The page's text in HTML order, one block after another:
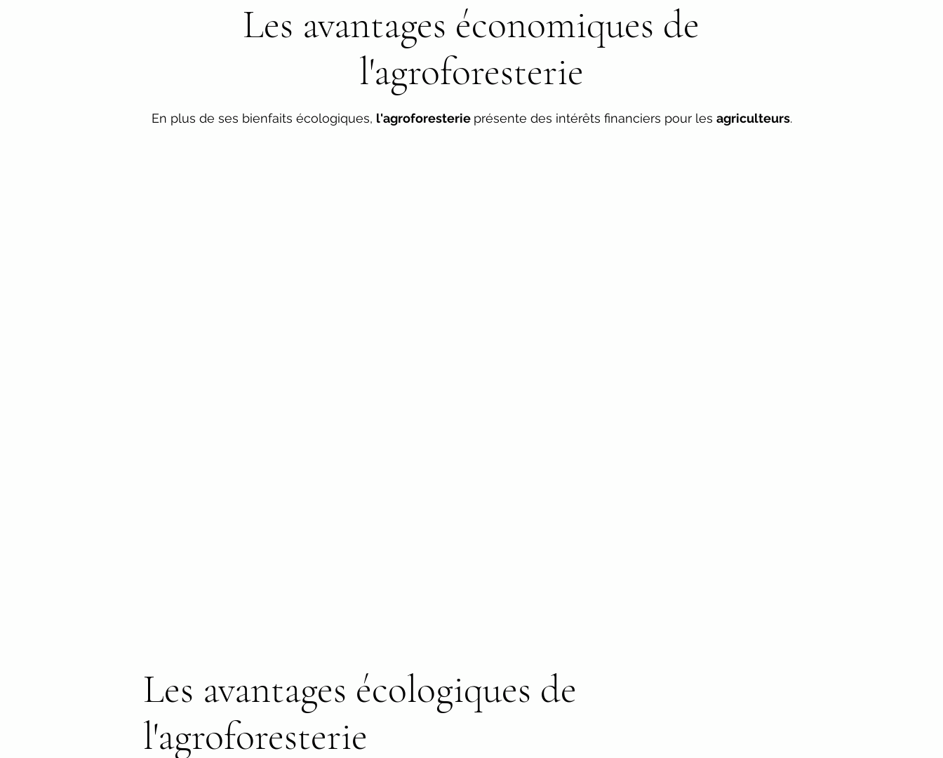
Les avantages économiques de
l'agroforesterie
En plus de ses bienfaits écologiques, l'agroforesterie présente des intérêts financiers pour les agriculteurs.
Les avantages écologiques de
l'agroforesterie